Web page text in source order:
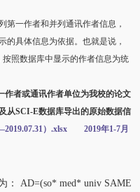
一作者和并列通讯作者信息，
的具体信息为依据。也就是说，
照数据库中显示的作者信息为统
者或通讯作者单位为我校的论文
从SCI-E数据库导出的原始数据信
）.xlsx
2019年1-7月
AD=(so* med* univ SAME